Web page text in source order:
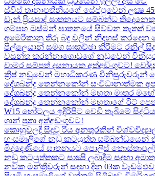
ස්විස් තානාපතිනියගේ සේප්පුවෙන් ලක්‍ෂ
ඩෑන් ප්‍රියසාද් ඝාතනයට සම්බන්ධ
ගම්පහ ඔස්මන් ඝාතනයේ සිව්වන තැතත්
අමෙරිකානු තීරු බදු වලින් නිදහස් කරදෙන
පිල්ලෙයාන් සමග සාකච්ඡා කිරීමට රනිල්
වසන්ත කරන්නාගොඩගේ නඩුවෙන්
චාමර සම්පත් දසනායක අත්අඩංගුවට​!
ක්‍රිෂ් නඩුවෙන් මහාධිකරණ විනිසුරුවරුන්
දේශබන්දු තෙන්නකෝන් සංවිධානාත්මක
දේශබන්දු තෙන්නකෝන් මහතා මාතර
දේශබන්දු තෙන්නකෝන් මහතාගේ රිට්
W15 හෝටලය ඉදිරිපිට වෙඩි තැබීමේ
ශාන් පුතා අත්අඩංගුවට!
කොහුවලදී සිදුවූ රිය අනතුරකින්
හංසමාලිගේ නඩු කටයුත්ත සම්බන්ධයෙන්
මිද්දෙණියේ ඝාතනයට පොලිස්
නඩු කටයුත්තකට සාක්‍ෂි ලබාදීම සඳහා
නවක මන්ත්‍රීවරුන් සඳහා දින 03ක